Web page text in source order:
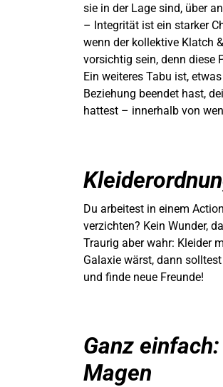
sie in der Lage sind, über
– Integrität ist ein starker
wenn der kollektive Klatch
vorsichtig sein, denn diese
Ein weiteres Tabu ist,
Beziehung beendet hast,
hattest – innerhalb von
Du arbeitest in einem
verzichten? Kein Wunder,
Traurig aber wahr: Kleider
Galaxie wärst, dann
und finde neue Freunde!
Ganz
Magen